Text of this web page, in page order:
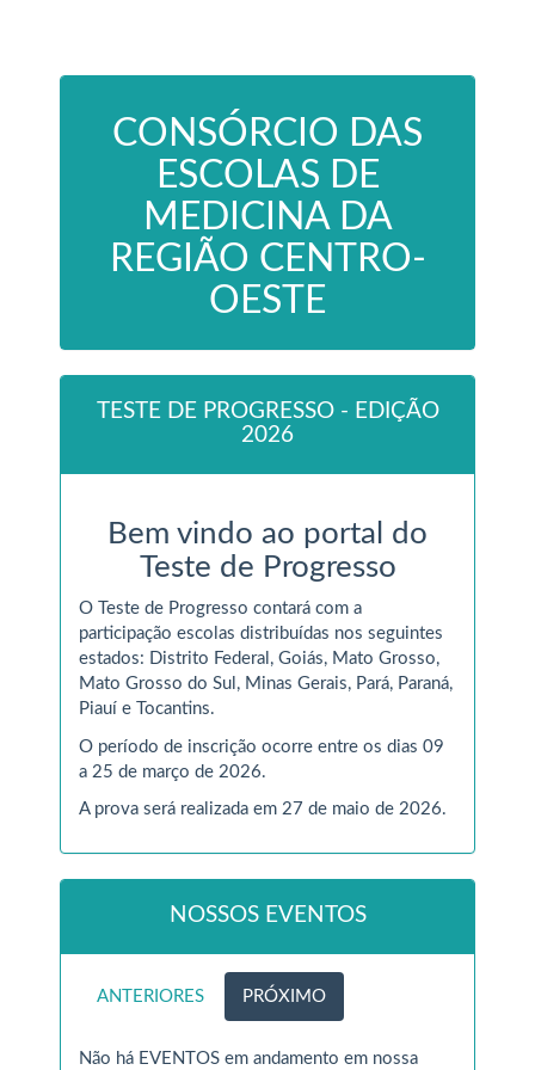
CONSÓRCIO DAS
ESCOLAS DE
MEDICINA DA
REGIÃO CENTRO-
OESTE
TESTE DE PROGRESSO - EDIÇÃO
2026
Bem vindo ao portal do
Teste de Progresso
O Teste de Progresso contará com a
participação escolas distribuídas nos seguintes
estados: Distrito Federal, Goiás, Mato Grosso,
Mato Grosso do Sul, Minas Gerais, Pará, Paraná,
Piauí e Tocantins.
O período de inscrição ocorre entre os dias 09
a 25 de março de 2026.
A prova será realizada em 27 de maio de 2026.
NOSSOS EVENTOS
ANTERIORES PRÓXIMO
Não há EVENTOS em andamento em nossa